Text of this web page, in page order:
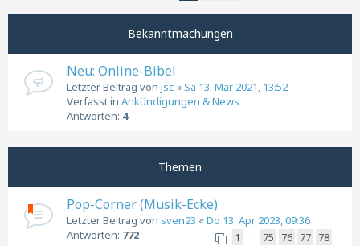
Bekanntmachungen
Neu: Online-Bibel
Letzter Beitrag von jsc «Sa 13. Mär 2021, 13:52
Verfasst in Ankündigungen & News
Antworten: 4
Themen
Pop-Corner (Musik-Ecke)
Letzter Beitrag von sven23 «Do 13. Apr 2023, 09:36
Antworten: 772 1 … 75 76 77 78